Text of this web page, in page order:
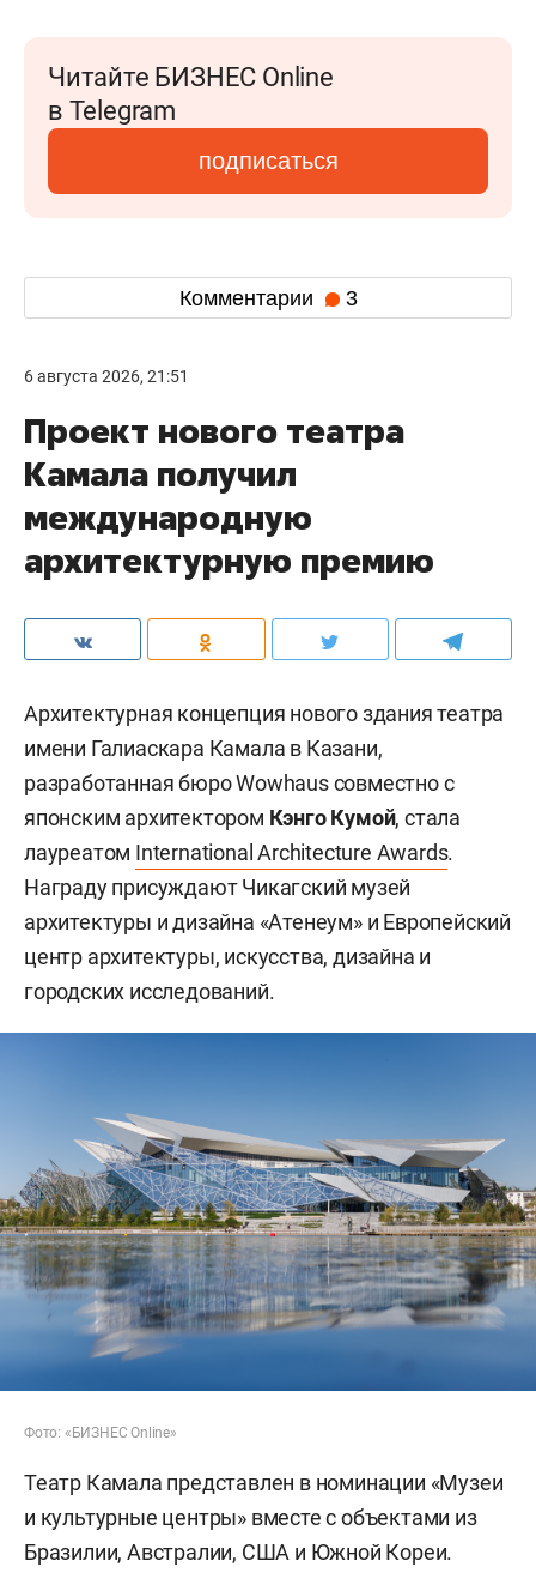
Читайте БИЗНЕС Online
в Telegram
подписаться
Комментарии 3
6 августа 2026, 21:51
Проект нового театра
Камала получил
международную
архитектурную премию
Архитектурная концепция нового здания театра
имени Галиаскара Камала в Казани,
разработанная бюро Wowhaus совместно с
японским архитектором Кэнго Кумой, стала
лауреатом International Architecture Awards.
Награду присуждают Чикагский музей
архитектуры и дизайна «Атенеум» и Европейский
центр архитектуры, искусства, дизайна и
городских исследований.
Фото: «БИЗНЕС Online»
Театр Камала представлен в номинации «Музеи
и культурные центры» вместе с объектами из
Бразилии, Австралии, США и Южной Кореи.